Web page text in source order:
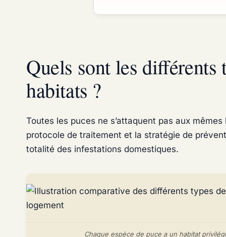
Quels sont les différents
habitats ?
Toutes les puces ne s’attaquent pas aux
protocole de traitement et la stratégie de
totalité des infestations domestiques.
Chaque espèce de puce a un habitat